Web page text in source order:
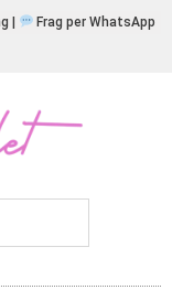
| Frag per WhatsApp